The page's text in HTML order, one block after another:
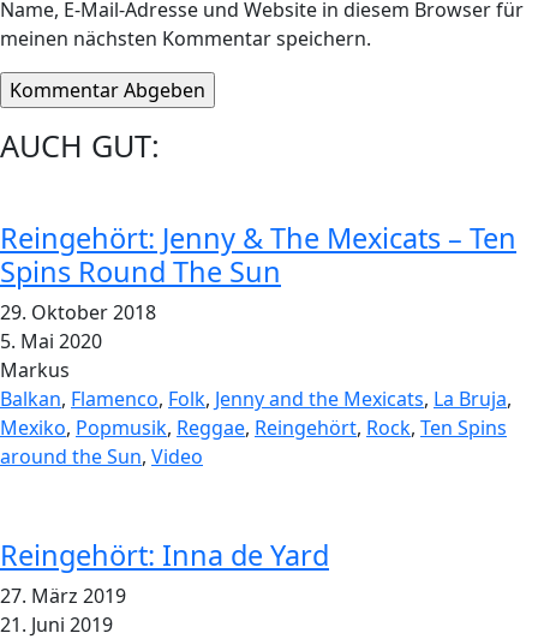
Name, E-Mail-Adresse und Website in diesem Browser für
meinen nächsten Kommentar speichern.
AUCH GUT:
Reingehört: Jenny & The Mexicats – Ten
Spins Round The Sun
29. Oktober 2018
5. Mai 2020
Markus
Balkan, Flamenco, Folk, Jenny and the Mexicats, La Bruja,
Mexiko, Popmusik, Reggae, Reingehört, Rock, Ten Spins
around the Sun, Video
Reingehört: Inna de Yard
27. März 2019
21. Juni 2019